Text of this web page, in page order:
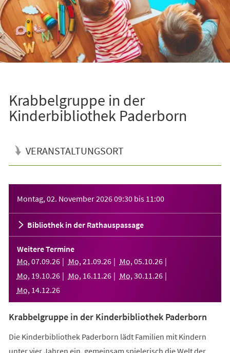
Krabbelgruppe in der
Kinderbibliothek Paderborn
VERANSTALTUNGSORT
Montag, 02. November 202609:30 bis 11:00
Bibliothek in der Rathauspassage
Weitere Termine
Mo, 07.09.26 Mo, 21 .09.26 Mo, 05.10.26
Mo, 19.10.26 Mo, 16.11 .26 Mo, 30.11 .26
Mo, 14.12.26
Krabbelgruppe in der Kinderbibliothek Paderborn
Die Kinderbibliothek Paderborn lädt Familien mit Kindern
unter vier Jahren ein, gemeinsam spielerisch die Welt der